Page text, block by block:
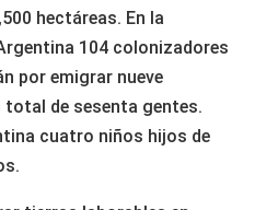
hectáreas. En la
104 colonizadores
por emigrar nueve
de sesenta gentes.
cuatro niños hijos de